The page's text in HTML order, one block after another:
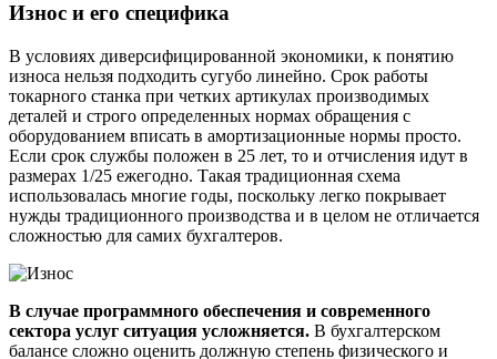
Износ и его специфика
В условиях диверсифицированной экономики, к понятию
износа нельзя подходить сугубо линейно. Срок работы
токарного станка при четких артикулах производимых
деталей и строго определенных нормах обращения с
оборудованием вписать в амортизационные нормы просто.
Если срок службы положен в 25 лет, то и отчисления идут в
размерах 1/25 ежегодно. Такая традиционная схема
использовалась многие годы, поскольку легко покрывает
нужды традиционного производства и в целом не отличается
сложностью для самих бухгалтеров.
В случае программного обеспечения и современного
сектора услуг ситуация усложняется. В бухгалтерском
балансе сложно оценить должную степень физического и